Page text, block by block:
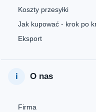
Koszty przesyłki
Jak kupować - krok po
Eksport
O nas
Firma